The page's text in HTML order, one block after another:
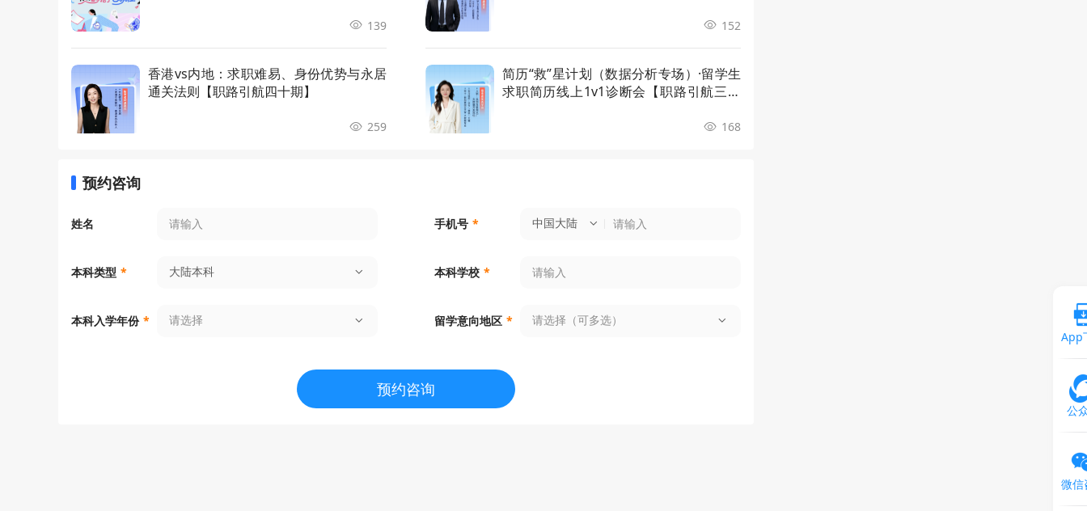
139 152
香港vs内地：求职难易、身份优势与永居
通关法则【职路引航四十期】
259
简历“救”星计划（数据分析专场）·留学生
求职简历线上1v1诊断会【职路引航三十
168
预约咨询
姓名 手机号 * 中国大陆
本科类型 * 大陆本科 本科学校 *
本科入学年份 * 请选择 留学意向地区 * 请选择（可多选）
预约咨询
App
公
微信